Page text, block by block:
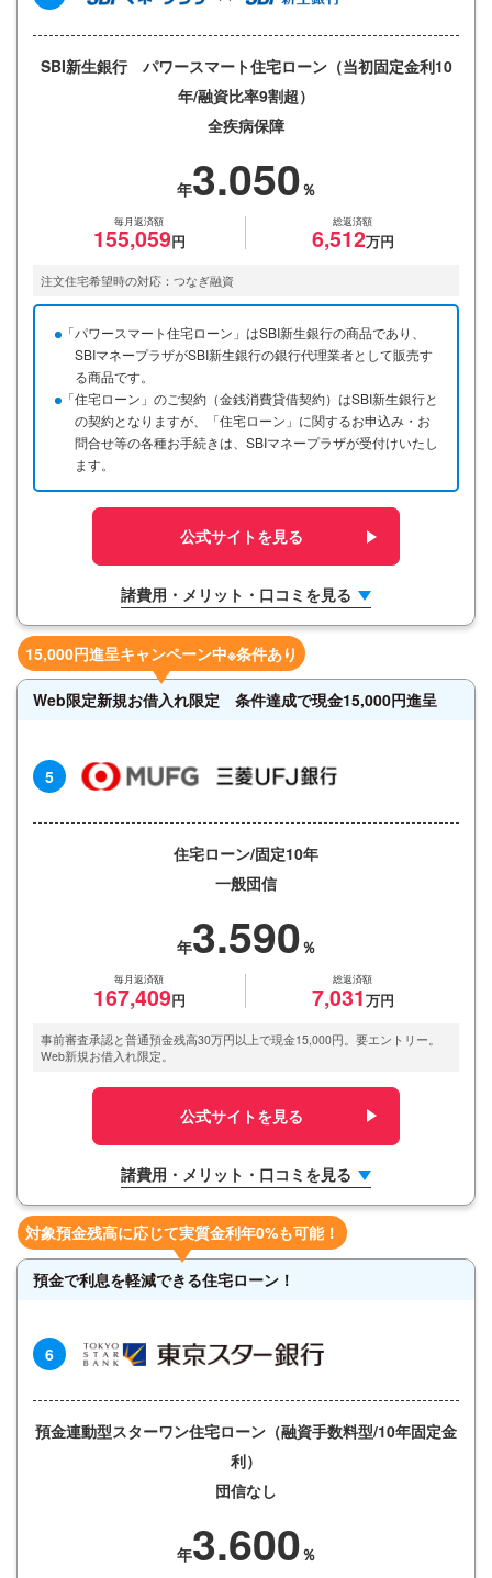
SBI新生銀行 パワースマート住宅ローン（当初固定金利10
年/融資比率9割超）
全疾病保障
3.050
毎月返済額
155,059
総返済額
6,512
注文住宅希望時の対応：つなぎ融資
「パワースマート住宅ローン」はSBI新生銀行の商品であり、
SBIマネープラザがSBI新生銀行の銀行代理業者として販売す
る商品です。
「住宅ローン」のご契約（金銭消費貸借契約）はSBI新生銀行と
の契約となりますが、「住宅ローン」に関するお申込み・お
問合せ等の各種お手続きは、SBIマネープラザが受付けいたし
ます。
公式サイトを見る
諸費用・メリット・口コミを見る
15,000円進呈キャンペーン中※条件あり
Web限定新規お借入れ限定 条件達成で現金15,000円進呈
5
住宅ローン/固定10年
一般団信
3.590
毎月返済額
167,409
総返済額
7,031
事前審査承認と普通預金残高30万円以上で現金15,000円。要エントリー。
Web新規お借入れ限定。
公式サイトを見る
諸費用・メリット・口コミを見る
対象預金残高に応じて実質金利年0%も可能！
預金で利息を軽減できる住宅ローン！
6
預金連動型スターワン住宅ローン（融資手数料型/10年固定金
利）
団信なし
3.600